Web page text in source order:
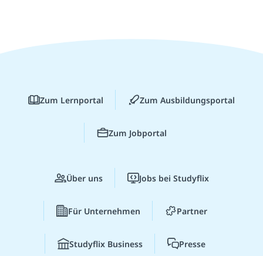
Zum Lernportal Zum Ausbildungsportal
Zum Jobportal
Über uns Jobs bei Studyflix
Für Unternehmen Partner
Studyflix Business Presse